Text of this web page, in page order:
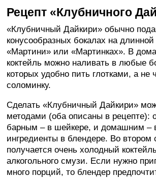
Рецепт «Клубничного
«Клубничный Дайкири» обычно
конусообразных бокалах на
«Мартини» или «Мартинках». В
коктейль можно наливать в любые
которых удобно пить глотками, а не
соломинку.
Сделать «Клубничный Дайкири»
методами (оба описаны в рецепте):
барным – в шейкере, и домашним –
ингредиенты в блендере. Во втором
получается очень холодный
алкогольного смузи. Если нужно
много порций, то блендер